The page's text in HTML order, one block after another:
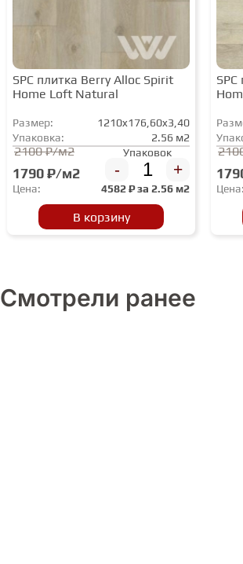
SPC плитка Berry Alloc Spirit
Home Loft Natural
Размер:
1210x176,60x3,40
Упаковка:
2.56 м2
2100 ₽/м2
1790 ₽/м2
Упаковок
- +
Цена: 4582₽ за 2.56 м2
В корзину
Цена:
Смотрели ранее